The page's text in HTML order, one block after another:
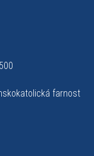
farnost